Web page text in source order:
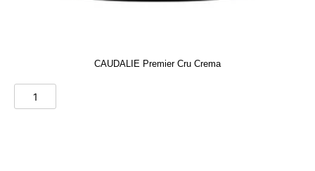
CAUDALIE Premier Cru Crema